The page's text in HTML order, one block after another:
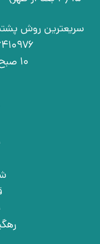
سریعترین روش
021-66410976 | 09030925756
10 صبح الی 15 (3 بعد از ظهر)